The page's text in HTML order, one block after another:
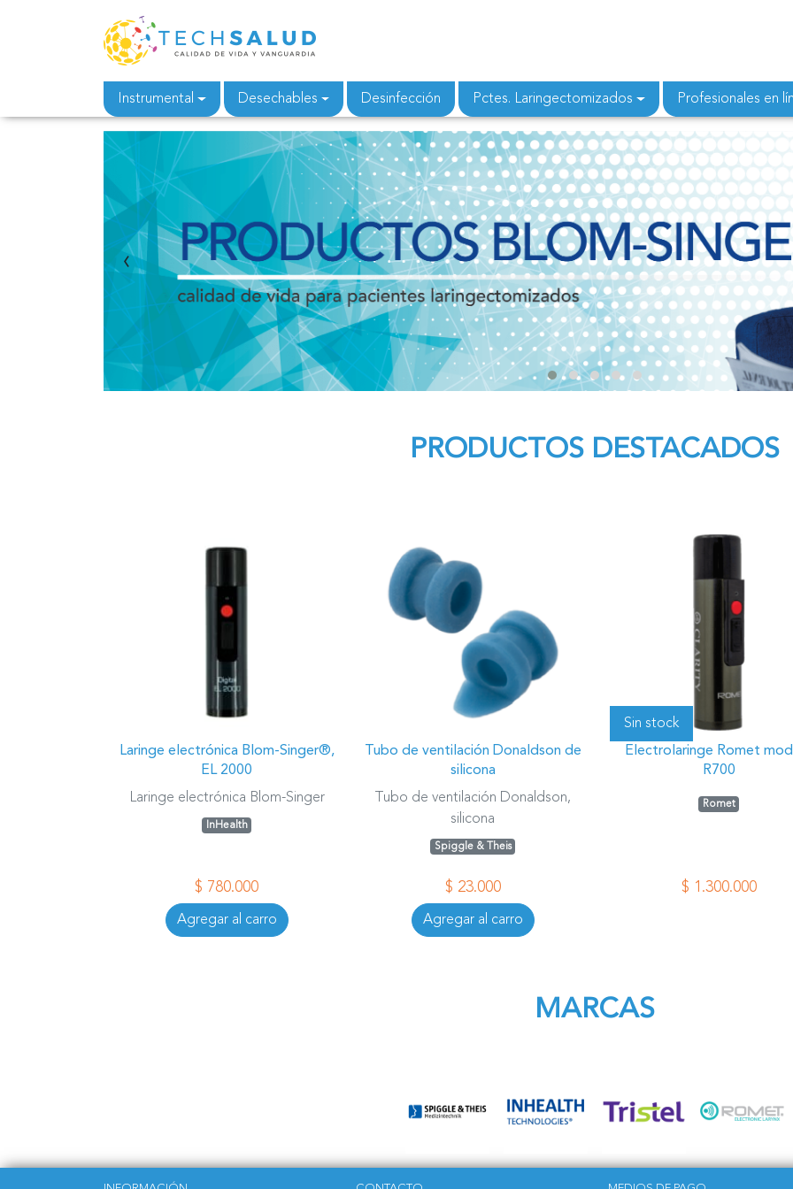
Instrumental Desechables Desinfección Pctes. Laringectomizados Profesionales en
‹
PRODUCTOS DESTACADOS
Laringe electrónica Blom-Singer®,
EL 2000
Laringe electrónica Blom-Singer
InHealth
$ 780.000
Agregar al carro
Tubo de ventilación Donaldson de
silicona
Tubo de ventilación Donaldson,
silicona
Spiggle & Theis
$ 23.000
Agregar al carro
Sin stock
Electrolaringe Romet
R700
Romet
$ 1.300.000
MARCAS